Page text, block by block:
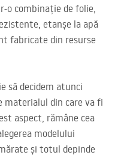
o combinație de folie,
etanșe la apă
fabricate din resurse
să decidem atunci
materialul din care va fi
aspect, rămâne cea
modelului
și totul depinde